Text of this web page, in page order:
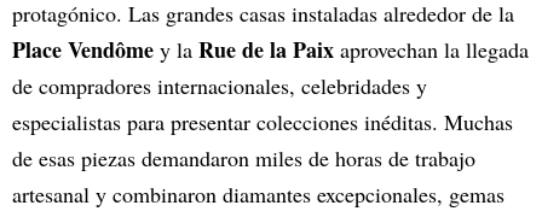
protagónico. Las grandes casas instaladas alrededor de la
Place Vendôme y la Rue de la Paix aprovechan la llegada
de compradores internacionales, celebridades y
especialistas para presentar colecciones inéditas. Muchas
de esas piezas demandaron miles de horas de trabajo
artesanal y combinaron diamantes excepcionales, gemas